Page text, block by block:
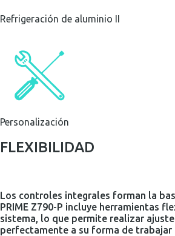
Refrigeración de aluminio II
Personalización
FLEXIBILIDAD
Los controles integrales forman la
PRIME Z790-P incluye herramientas
sistema, lo que permite realizar
perfectamente a su forma de